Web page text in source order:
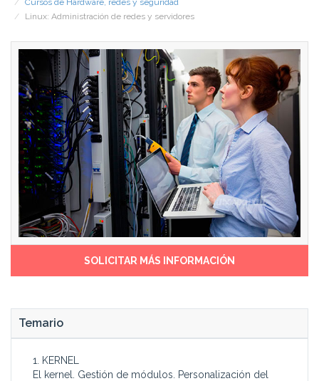
hora de gestionar los
dispone de una multitud de
herramientas que realizan las
mismas funciones que las de
código cerrado, así como
distintos entornos gráficos
con los que familiarizarnos,
pudiendo elegir el que más
nos convenga en cada
momento.
Desarrollado por una
comunidad de
programadores de Software
Libre, dispone de una gran
solidez y estabilidad, así
actualizaciones periódicas
de distribución. Por estas
han establecido Linux como
el rendimiento.
- Programación de scripts de
shell/consola que
automatizarán tareas
complejas de administración.
- Implantación de métodos
de seguridad y gestión de
errores necesarios para
salvaguardar los datos y la
integridad del sistema en
caso de error.
- Instalación y administración
de servidores bajo Linux.
- Instalación y administración
darán soporte y
funcionalidades dentro de la
Cursos de Hardware, redes y seguridad
Linux: Administración de redes y servidores
SOLICITAR MÁS INFORMACIÓN
Temario
1. KERNEL
El kernel. Gestión de módulos. Personalización del